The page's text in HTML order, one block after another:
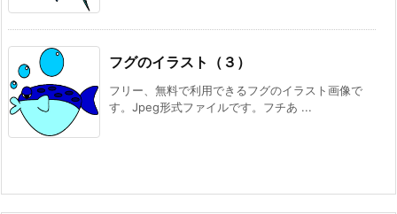
フグのイラスト（３）
フリー、無料で利用できるフグのイラスト画像で
す。Jpeg形式ファイルです。フチあ ...